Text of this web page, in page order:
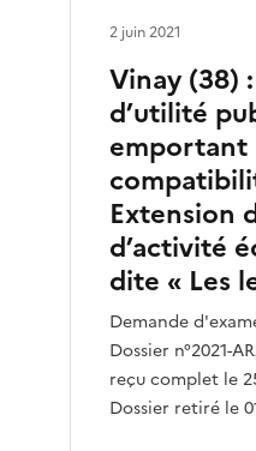
Vinay (38)
d’utilité
emportant
Extension
d’activité
dite « Les
Demande
Dossier n°2021-
reçu complet le
Dossier retiré le
2 juin 2021